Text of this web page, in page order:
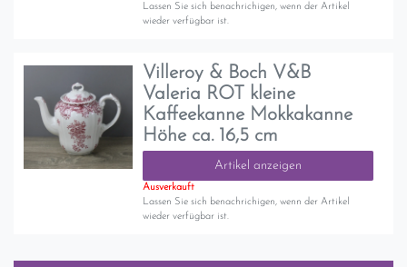
Lassen Sie sich benachrichigen, wenn der Artikel
wieder verfügbar ist.
Villeroy & Boch V&B
Valeria ROT kleine
Kaffeekanne Mokkakanne
Höhe ca. 16,5 cm
Artikel anzeigen
Ausverkauft
Lassen Sie sich benachrichigen, wenn der Artikel
wieder verfügbar ist.